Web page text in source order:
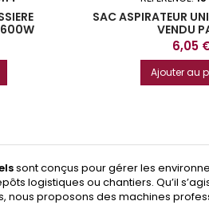
SAC ASPIRATEUR
VENDU
Prix
6,05
Ajouter au
sont conçus pour gérer les
logistiques ou chantiers. Qu’il
nous proposons des machines